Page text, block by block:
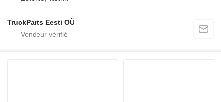
TruckParts Eesti OÜ